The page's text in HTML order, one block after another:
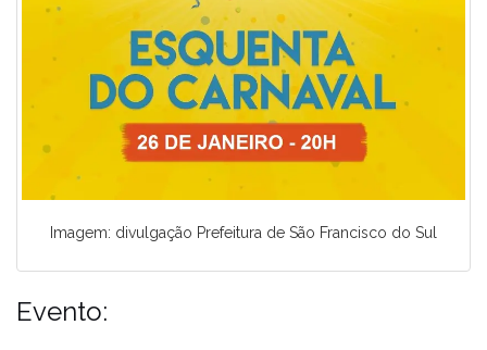
Imagem: divulgação Prefeitura de São Francisco do Sul
Evento: